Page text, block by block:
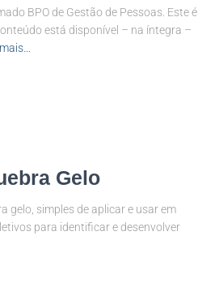
BPO de Gestão de Pessoas. Este é
está disponível – na íntegra –
Gelo
gelo, simples de aplicar e usar em
para identificar e desenvolver